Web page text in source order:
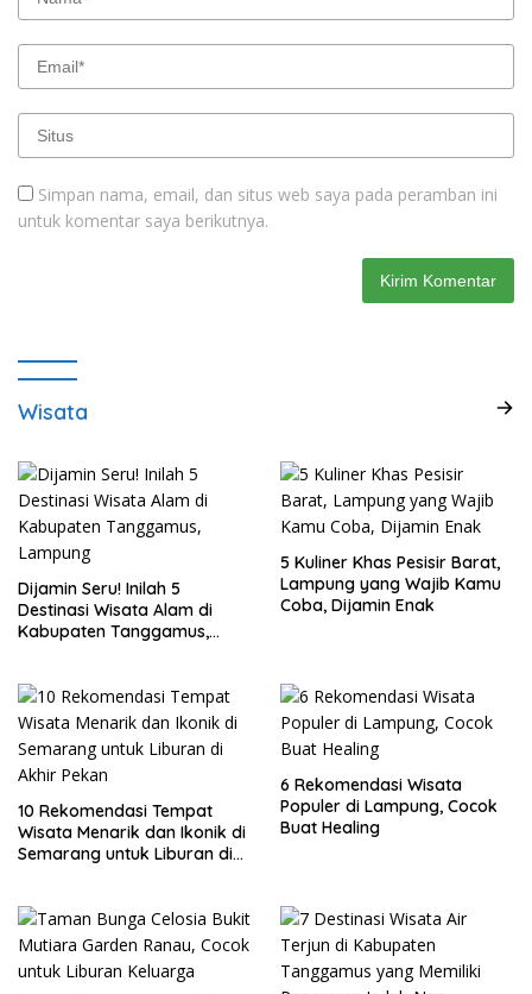
Simpan nama, email, dan situs web saya pada peramban ini
untuk komentar saya berikutnya.
Wisata
Dijamin Seru! Inilah 5
Destinasi Wisata Alam di
Kabupaten Tanggamus,
5 Kuliner Khas Pesisir Barat,
Lampung yang Wajib Kamu
Coba, Dijamin Enak
10 Rekomendasi Tempat
Wisata Menarik dan Ikonik di
Semarang untuk Liburan di
6 Rekomendasi Wisata
Populer di Lampung, Cocok
Buat Healing